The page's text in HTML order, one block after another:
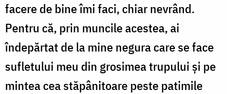
facere de bine îmi faci, chiar nevrând.
Pentru că, prin muncile acestea, ai
îndepărtat de la mine negura care se face
sufletului meu din grosimea trupului şi pe
mintea cea stăpânitoare peste patimile